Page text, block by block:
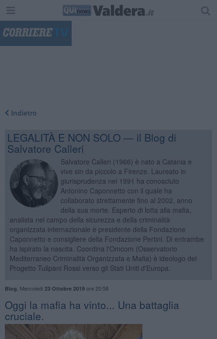
Indietro
LEGALITÀ E NON SOLO — il Blog di
Salvatore Calleri
Salvatore Calleri (1966) è nato a Catania e
vive sin da piccolo a Firenze. Laureato in
giurisprudenza nel 1991 ha conosciuto
Antonino Caponnetto con il quale ha
collaborato strettamente fino al 2002, anno
della sua morte. Esperto di lotta alla mafia,
analista nel campo della sicurezza e della criminalità
organizzata internazionale è presidente della Fondazione
Caponnetto e consigliere della Fondazione Pertini. Di entrambe
ha ispirato la nascita. Coordina l'Omcom (Osservatorio
Mediterraneo Criminalità Organizzata e Mafia) è ideologo del
Progetto Tulipani Rossi verso gli Stati Uniti d'Europa.
Blog Mercoledì 23 Ottobre 2019ore 20:58
Oggi la mafia ha vinto... Una battaglia
cruciale.